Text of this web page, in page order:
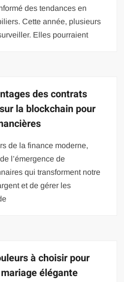
des tendances en
Cette année, plusieurs
Elles pourraient
des contrats
la blockchain pour
de la finance moderne,
l’émergence de
qui transforment notre
et de gérer les
à choisir pour
élégante